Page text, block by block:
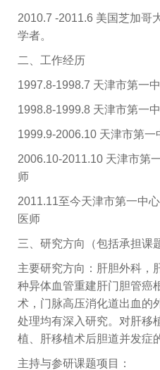
2010.7 -2011.6 美国芝加哥
学者。
二、工作经历
1997.8-1998.7 天津市第一
1998.8-1999.8 天津市第一
1999.9-2006.10 天津市第
2006.10-2011.10 天津市第
师
2011.11至今天津市第一中
医师
三、研究方向（包括承担课
主要研究方向：肝胆外科，
种异体血管重建肝门胆管癌
术，门脉高压消化道出血的
处理均有深入研究。对肝移
植、肝移植术后胆道并发症
主持与参研课题项目：